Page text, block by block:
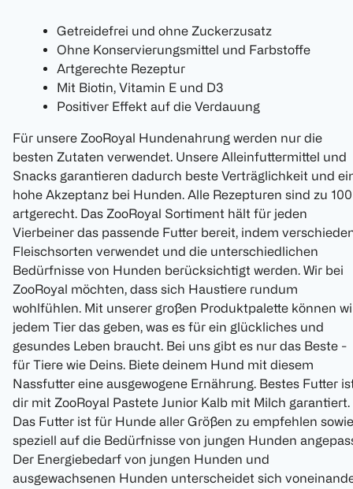
Getreidefrei und ohne Zuckerzusatz
Ohne Konservierungsmittel und Farbstoffe
Artgerechte Rezeptur
Mit Biotin, Vitamin E und D3
Positiver Effekt auf die Verdauung
Für unsere ZooRoyal Hundenahrung werden nur die
besten Zutaten verwendet. Unsere Alleinfuttermittel und
Snacks garantieren dadurch beste Verträglichkeit und
hohe Akzeptanz bei Hunden. Alle Rezepturen sind zu
artgerecht. Das ZooRoyal Sortiment hält für jeden
Vierbeiner das passende Futter bereit, indem
Fleischsorten verwendet und die unterschiedlichen
Bedürfnisse von Hunden berücksichtigt werden. Wir bei
ZooRoyal möchten, dass sich Haustiere rundum
wohlfühlen. Mit unserer großen Produktpalette können
jedem Tier das geben, was es für ein glückliches und
gesundes Leben braucht. Bei uns gibt es nur das Beste -
für Tiere wie Deins. Biete deinem Hund mit diesem
Nassfutter eine ausgewogene Ernährung. Bestes Futter
dir mit ZooRoyal Pastete Junior Kalb mit Milch garantiert.
Das Futter ist für Hunde aller Größen zu empfehlen sowie
speziell auf die Bedürfnisse von jungen Hunden
Der Energiebedarf von jungen Hunden und
ausgewachsenen Hunden unterscheidet sich